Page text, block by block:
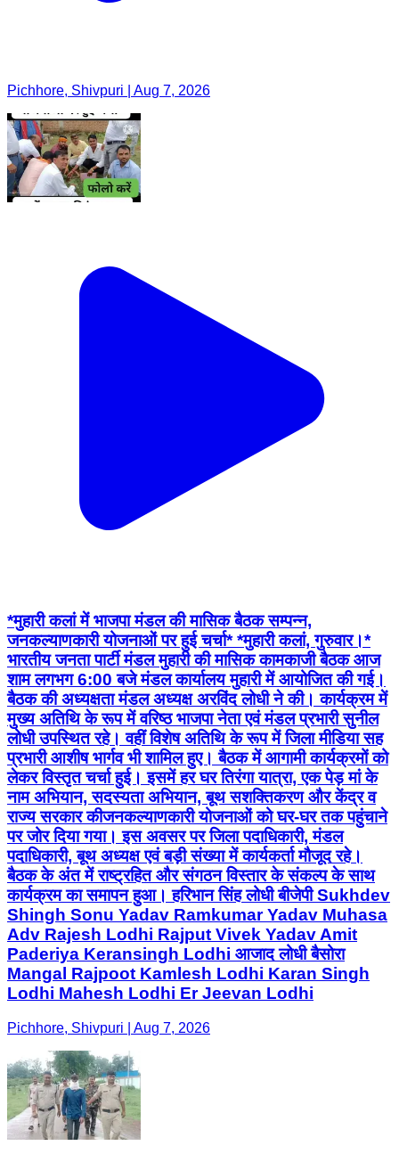
Pichhore, Shivpuri | Aug 7, 2026
*मुहारी कलां में भाजपा मंडल की मासिक बैठक सम्पन्न,
जनकल्याणकारी योजनाओं पर हुई चर्चा* *मुहारी कलां, गुरुवार।*
भारतीय जनता पार्टी मंडल मुहारी की मासिक कामकाजी बैठक आज
शाम लगभग 6:00 बजे मंडल कार्यालय मुहारी में आयोजित की गई।
बैठक की अध्यक्षता मंडल अध्यक्ष अरविंद लोधी ने की। कार्यक्रम में
मुख्य अतिथि के रूप में वरिष्ठ भाजपा नेता एवं मंडल प्रभारी सुनील
लोधी उपस्थित रहे। वहीं विशेष अतिथि के रूप में जिला मीडिया सह
प्रभारी आशीष भार्गव भी शामिल हुए। बैठक में आगामी कार्यक्रमों को
लेकर विस्तृत चर्चा हुई। इसमें हर घर तिरंगा यात्रा, एक पेड़ मां के
नाम अभियान, सदस्यता अभियान, बूथ सशक्तिकरण और केंद्र व
राज्य सरकार कीजनकल्याणकारी योजनाओं को घर-घर तक पहुंचाने
पर जोर दिया गया। इस अवसर पर जिला पदाधिकारी, मंडल
पदाधिकारी, बूथ अध्यक्ष एवं बड़ी संख्या में कार्यकर्ता मौजूद रहे।
बैठक के अंत में राष्ट्रहित और संगठन विस्तार के संकल्प के साथ
कार्यक्रम का समापन हुआ। हरिभान सिंह लोधी बीजेपी Sukhdev
Shingh Sonu Yadav Ramkumar Yadav Muhasa
Adv Rajesh Lodhi Rajput Vivek Yadav Amit
Paderiya Keransingh Lodhi आजाद लोधी बैसोरा
Mangal Rajpoot Kamlesh Lodhi Karan Singh
Lodhi Mahesh Lodhi Er Jeevan Lodhi
Pichhore, Shivpuri | Aug 7, 2026